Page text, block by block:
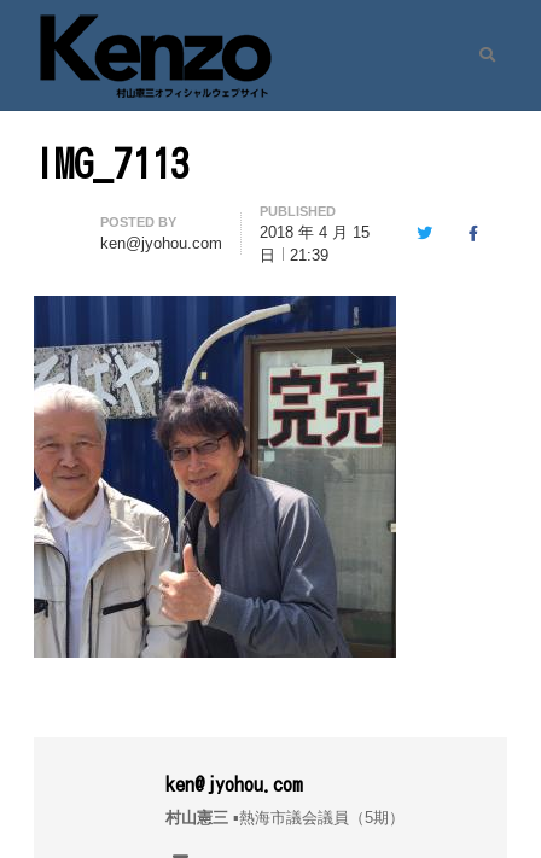
七転八起 – 村山憲三 Official Site
村山憲三ウェブサイト
IMG_7113
Author
POSTED BY
ken@jyohou.com
PUBLISHED
2018 年 4 月 15
日
21:39
TwitterFacebook
ken@jyohou.com
村山憲三▪︎熱海市議会議員（5期）